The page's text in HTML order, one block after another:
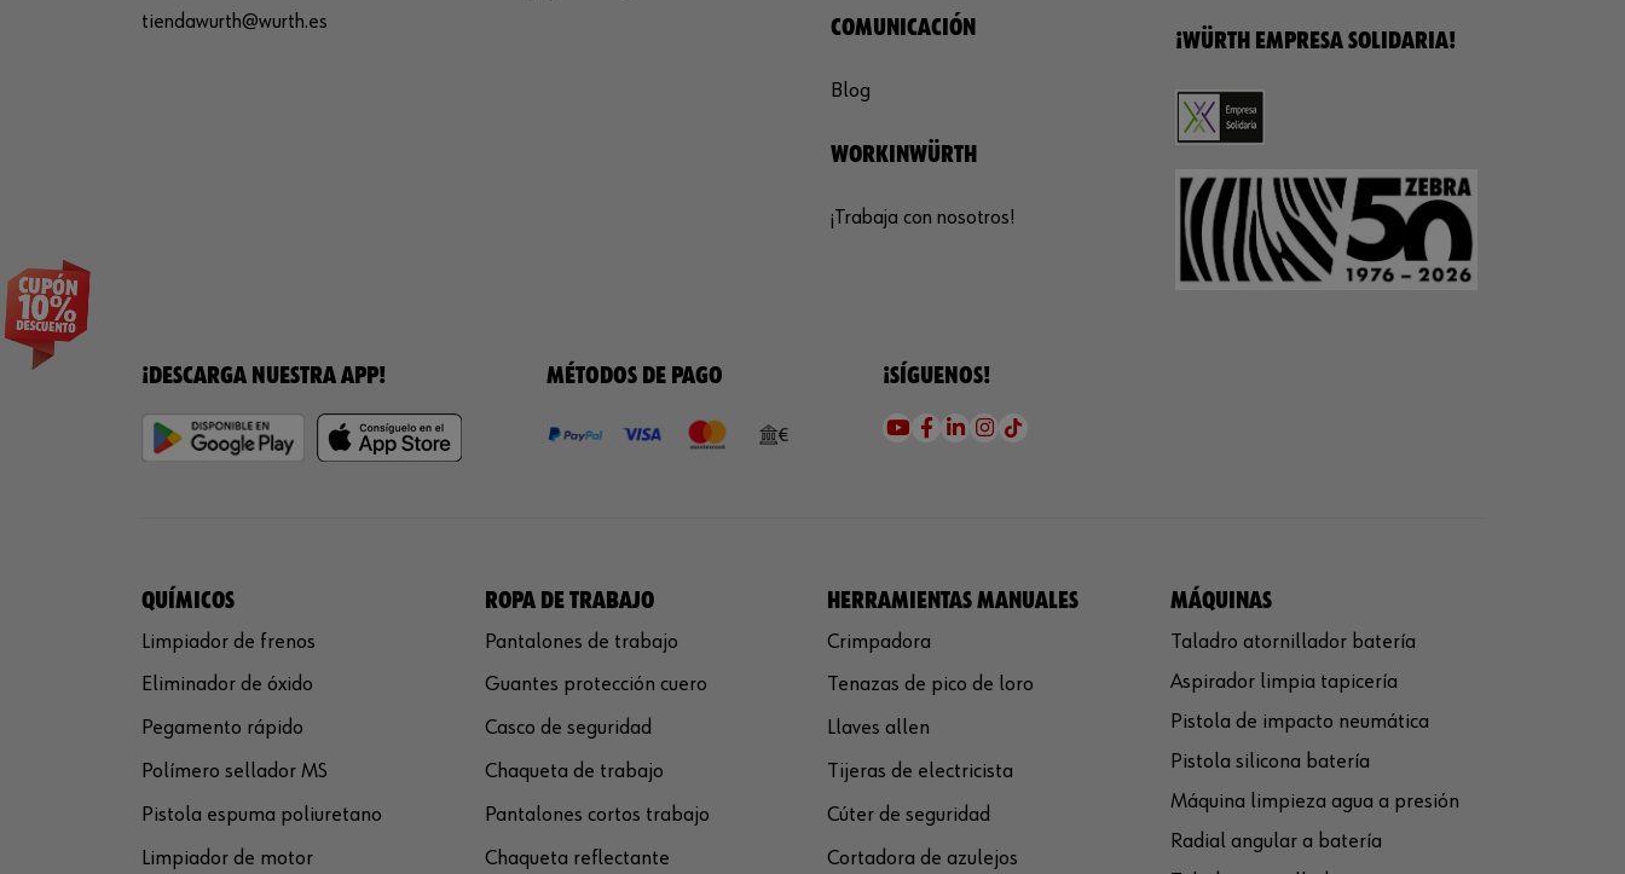
tiendawurth@wurth.es
COMUNICACIÓN
Blog
WORKINWÜRTH
¡Trabaja con nosotros!
¡WÜRTH EMPRESA SOLIDARIA!
¡DESCARGA NUESTRA APP! MÉTODOS DE PAGO ¡SÍGUENOS!
QUÍMICOS
Limpiador de frenos
Eliminador de óxido
Pegamento rápido
Polímero sellador MS
Pistola espuma poliuretano
Limpiador de motor
ROPA DE TRABAJO
Pantalones de trabajo
Guantes protección cuero
Casco de seguridad
Chaqueta de trabajo
Pantalones cortos trabajo
Chaqueta reflectante
HERRAMIENTAS MANUALES
Crimpadora
Tenazas de pico de loro
Llaves allen
Tijeras de electricista
Cúter de seguridad
Cortadora de azulejos
MÁQUINAS
Taladro atornillador batería
Aspirador limpia tapicería
Pistola de impacto neumática
Pistola silicona batería
Máquina limpieza agua a presión
Radial angular a batería